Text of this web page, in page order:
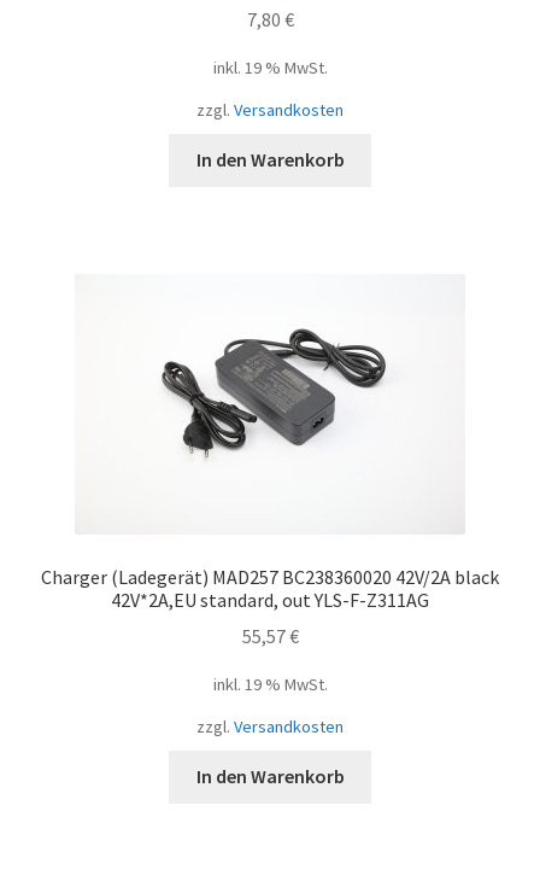
7,80 €
inkl. 19 % MwSt.
zzgl. Versandkosten
In den Warenkorb
Charger (Ladegerät) MAD257 BC238360020 42V/2A black
42V*2A,EU standard, out YLS-F-Z311AG
55,57€
inkl. 19 % MwSt.
zzgl. Versandkosten
In den Warenkorb